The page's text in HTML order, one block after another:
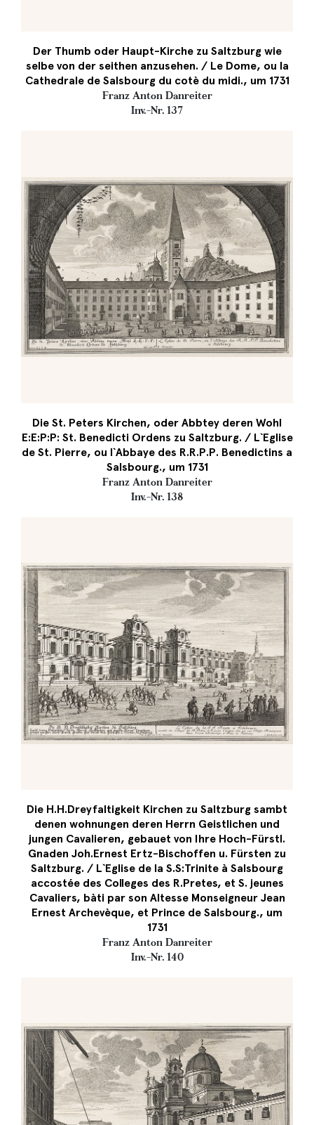
Der Thumb oder Haupt-Kirche zu Saltzburg wie
selbe von der seithen anzusehen. / Le Dome, ou la
Cathedrale de Salsbourg du cotè du midi., um 1731
Franz Anton Danreiter
Inv.-Nr. 137
Die St. Peters Kirchen, oder Abbtey deren Wohl
E:E:P:P: St. Benedicti Ordens zu Saltzburg. / L`Eglise
de St. Pierre, ou l`Abbaye des R.R.P.P. Benedictins a
Salsbourg., um 1731
Franz Anton Danreiter
Inv.-Nr. 138
Die H.H.Dreyfaltigkeit Kirchen zu Saltzburg sambt
denen wohnungen deren Herrn Geistlichen und
jungen Cavalieren, gebauet von Ihre Hoch-Fürstl.
Gnaden Joh.Ernest Ertz-Bischoffen u. Fürsten zu
Saltzburg. / L`Eglise de la S.S:Trinite à Salsbourg
accostée des Colleges des R.Pretes, et S. jeunes
Cavaliers, bàti par son Altesse Monseigneur Jean
Ernest Archevèque, et Prince de Salsbourg., um
1731
Franz Anton Danreiter
Inv.-Nr. 140